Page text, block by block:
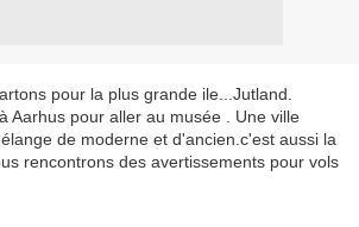
pour la plus grande ile...Jutland.
Aarhus pour aller au musée . Une ville
de moderne et d'ancien.c'est aussi la
rencontrons des avertissements pour vols